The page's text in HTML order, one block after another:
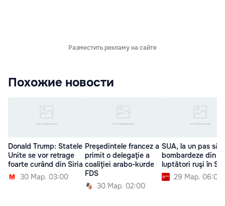
Разместить рекламу на сайте
Похожие новости
Donald Trump: Statele
Unite se vor retrage
foarte curând din Siria
30 Мар. 03:00
Preşedintele francez a
primit o delegaţie a
coaliţiei arabo-kurde
FDS
30 Мар. 02:00
SUA, la un pas să
bombardeze din
luptători ruşi în
29 Мар. 06:00